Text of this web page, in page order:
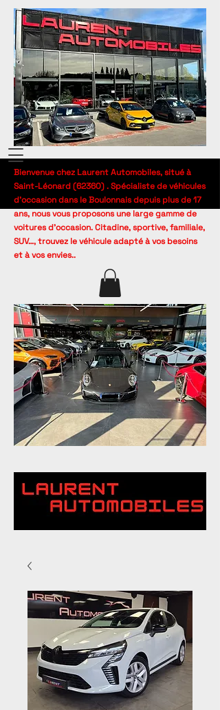
Bienvenue chez Laurent Automobiles, situé à
Saint-Léonard (62360) . Spécialiste de véhicules
d’occasion dans le Boulonnais depuis plus de 17
ans, nous vous proposons une large gamme de
voitures d’occasion. Citadine, sportive, familiale,
SUV…, trouvez le véhicule adapté à vos besoins
et à vos envies..